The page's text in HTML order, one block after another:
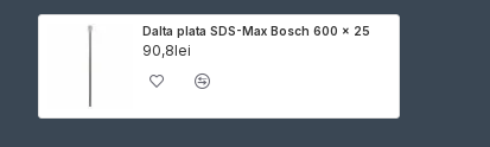
Dalta plata SDS-Max Bosch 600 x 25
90,8lei